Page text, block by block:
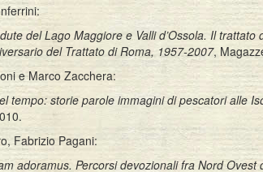
del Lago Maggiore e Valli d’Ossola. Il
del Trattato di Roma, 1957-2007,
e Marco Zacchera:
tempo: storie parole immagini di pescatori alle
Fabrizio Pagani:
adoramus. Percorsi devozionali fra Nord